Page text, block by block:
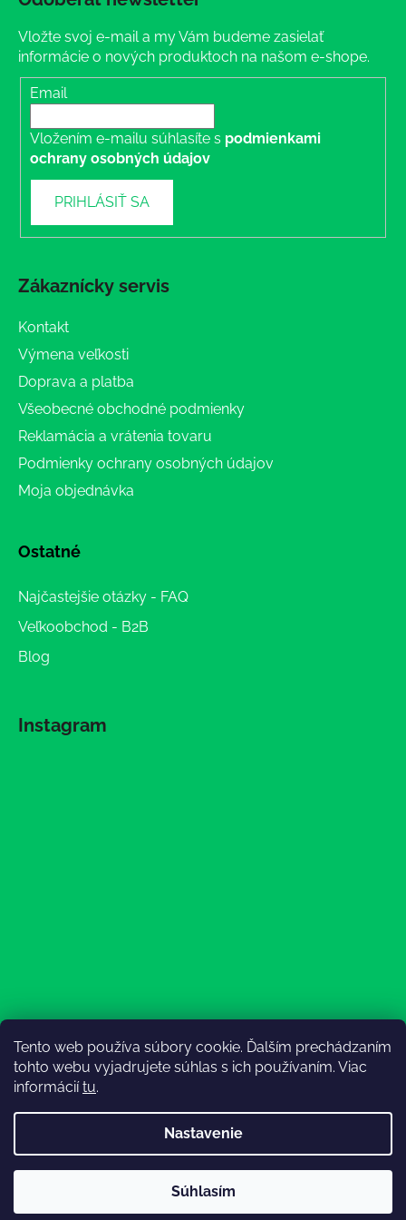
Tento web používa súbory cookie. Ďalším prechádzaním
tohto webu vyjadrujete súhlas s ich používaním. Viac
informáciítu.
Nastavenie
Súhlasím
nedostupná (na email reagujeme nonstop), expedícia ako
obvykle💚Ďakujeme, že ste s nami💚
Vložte svoj e-mail a my Vám budeme zasielať
informácie o nových produktoch na našom e-shope.
Email
Vložením e-mailu súhlasíte s podmienkami
ochrany osobných údajov
PRIHLÁSIŤ SA
Zákaznícky servis
Kontakt
Výmena veľkosti
Doprava a platba
Všeobecné obchodné podmienky
Reklamácia a vrátenia tovaru
Podmienky ochrany osobných údajov
Moja objednávka
Ostatné
Najčastejšie otázky - FAQ
Veľkoobchod - B2B
Blog
Instagram
Sledovať na Instagrame